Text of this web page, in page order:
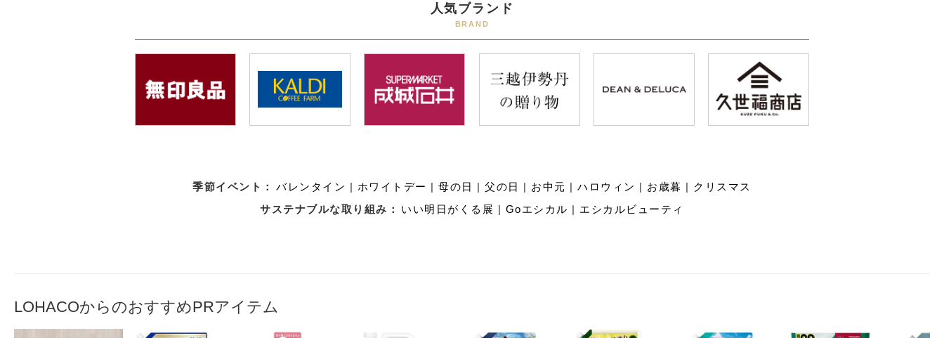
人気ブランド
BRAND
季節イベント： バレンタイン | ホワイトデー | 母の日 | 父の日 | お中元 | ハロウィン | お歳暮 | クリスマス
サステナブルな取り組み：
いい明日がくる展 | Goエシカル | エシカルビューティ
LOHACOからのおすすめPRアイテム